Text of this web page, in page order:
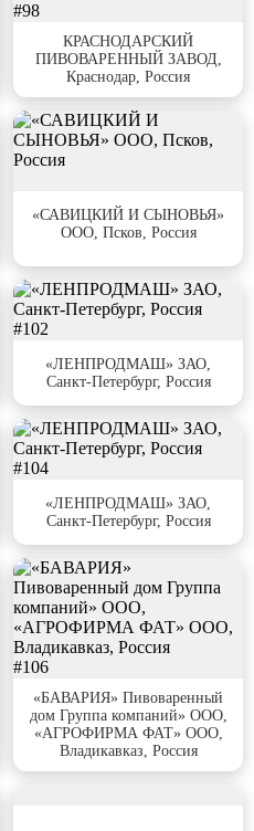
#98
КРАСНОДАРСКИЙ
ПИВОВАРЕННЫЙ ЗАВОД,
Краснодар, Россия
«САВИЦКИЙ И СЫНОВЬЯ»
ООО, Псков, Россия
#102
«ЛЕНПРОДМАШ» ЗАО,
Санкт-Петербург, Россия
#104
«ЛЕНПРОДМАШ» ЗАО,
Санкт-Петербург, Россия
#106
«БАВАРИЯ» Пивоваренный
дом Группа компаний» ООО,
«АГРОФИРМА ФАТ» ООО,
Владикавказ, Россия